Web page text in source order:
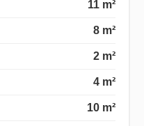
11 m²
8 m²
2 m²
4 m²
10 m²